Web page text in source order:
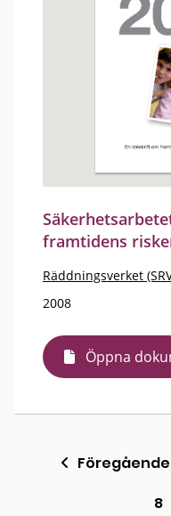
framtidens
Räddningsverket
2008
Öppna
Föregående
8